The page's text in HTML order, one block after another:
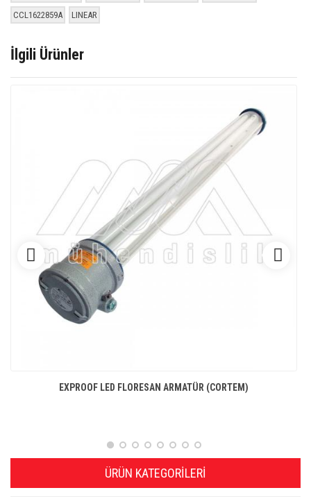
CCL1622859A LINEAR
İlgili Ürünler
EXPROOF LED FLORESAN ARMATÜR (CORTEM)
ÜRÜN KATEGORILERI